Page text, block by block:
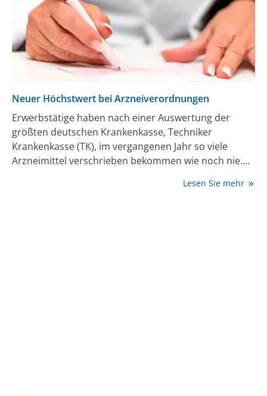
Universitätsklinikums Erlangen und der Friedrich-
Alexander-Universität Erlangen-Nürnberg (FAU)) zeigt
erstmalig, dass Frauen mit Autoimmunerkrankungen
nach einer erfolgreichen CAR-T-Zelltherapie eine
normale und unproblematische Schwangerschaft
erleben und gesunde Kinder zur Welt bringen
England Journal of Medicine veröffentlicht.
Neuer Höchstwert bei Arzneiverordnungen
Erwerbstätige haben nach einer Auswertung der
größten deutschen Krankenkasse, Techniker
Krankenkasse (TK), im vergangenen Jahr so viele
Arzneimittel verschrieben bekommen wie noch nie.
Millionen Erwerbspersonen Rezepte für mehr als 34
Lesen Sie mehr